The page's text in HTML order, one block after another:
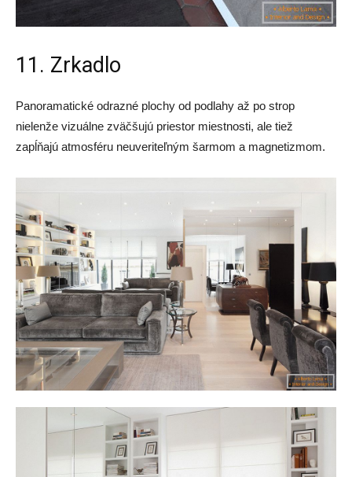
11. Zrkadlo
Panoramatické odrazné plochy od podlahy až po strop
nielenže vizuálne zväčšujú priestor miestnosti, ale tiež
zapĺňajú atmosféru neuveriteľným šarmom a magnetizmom.